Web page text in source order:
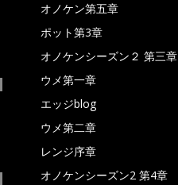
オノケン第五章
ポット第3章
オノケンシーズン２ 第三章
ウメ第一章
エッジblog
ウメ第二章
レンジ序章
オノケンシーズン2 第4章